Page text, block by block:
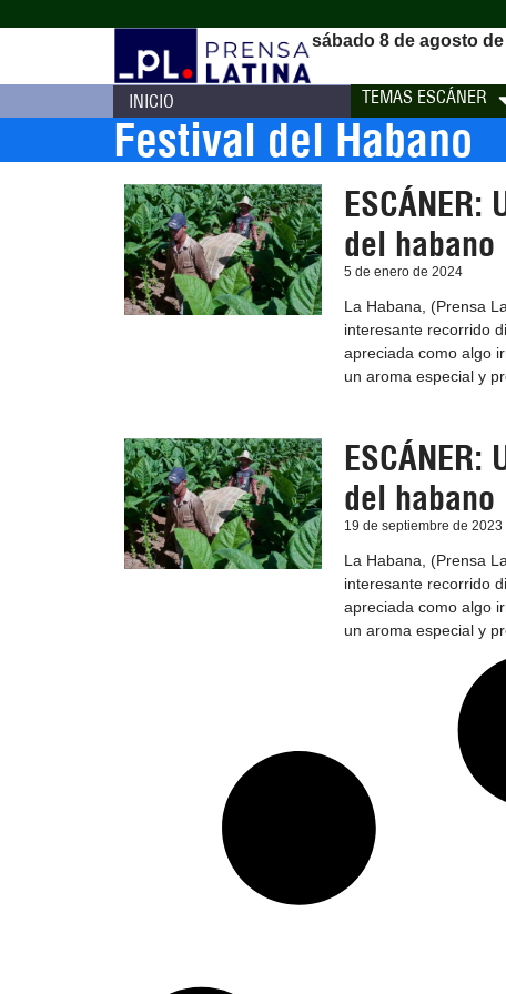
sábado 8 de agosto de
INICIO TEMAS ESCÁNER
Festival del Habano
del
5 de enero de 2024
La Habana, (Prensa
interesante recorrido
apreciada como algo
un aroma especial y
del
19 de septiembre de 2023
La Habana, (Prensa
interesante recorrido
apreciada como algo
un aroma especial y